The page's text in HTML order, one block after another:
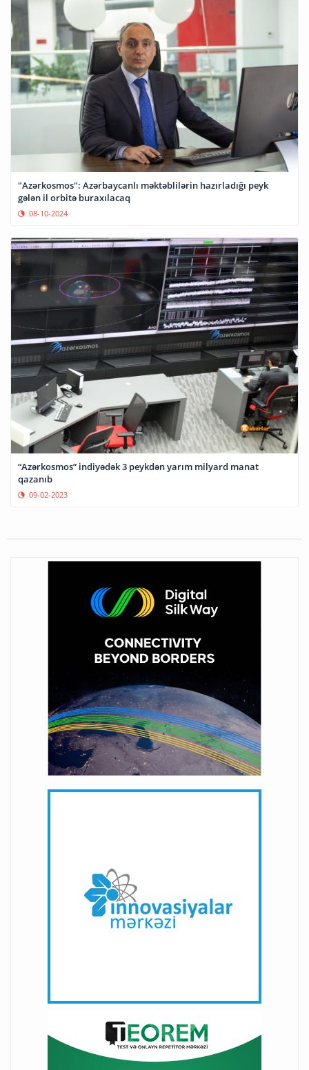
"Azərkosmos": Azərbaycanlı məktəblilərin hazırladığı peyk
gələn il orbitə buraxılacaq
08-10-2024
“Azərkosmos” indiyədək 3 peykdən yarım milyard manat
qazanıb
09-02-2023